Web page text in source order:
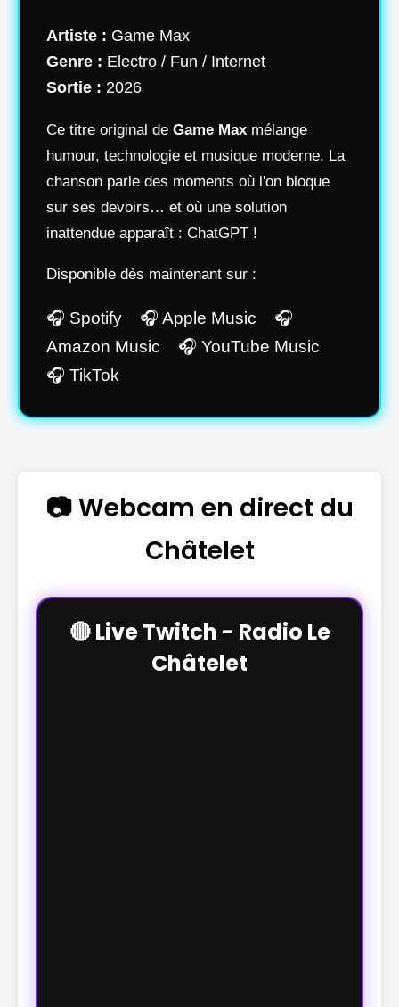
Artiste : Game Max
Genre : Electro / Fun / Internet
Sortie : 2026
Ce titre original de Game Max mélange
humour, technologie et musique moderne. La
chanson parle des moments où l'on bloque
sur ses devoirs… et où une solution
inattendue apparaît : ChatGPT !
Disponible dès maintenant sur :
🎧 Spotify 🎧 Apple Music 🎧
Amazon Music 🎧 YouTube Music
🎧 TikTok
📷 Webcam en direct du
Châtelet
🔴 Live Twitch - Radio Le
Châtelet